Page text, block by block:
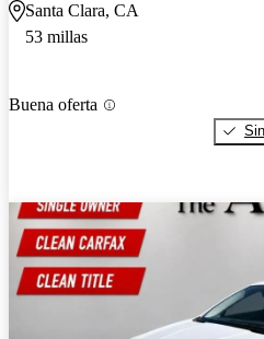
Santa Clara, CA
53 millas
Buena oferta